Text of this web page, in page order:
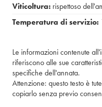
Viticoltura: rispettoso
Temperatura di servizio:
Le informazioni contenute
riferiscono alle sue
specifiche dell'annata.
Attenzione: questo testo è
copiarlo senza previo